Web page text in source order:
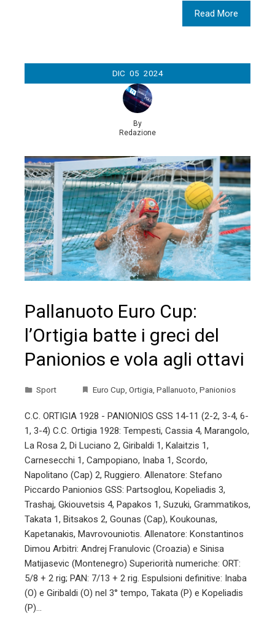
Read More
DIC 05 2024
By
Redazione
Pallanuoto Euro Cup:
l’Ortigia batte i greci del
Panionios e vola agli ottavi
Sport Euro Cup Ortigia Pallanuoto Panionios
C.C. ORTIGIA 1928 - PANIONIOS GSS 14-11 (2-2, 3-4, 6-
1, 3-4) C.C. Ortigia 1928: Tempesti, Cassia 4, Marangolo,
La Rosa 2, Di Luciano 2, Giribaldi 1, Kalaitzis 1,
Carnesecchi 1, Campopiano, Inaba 1, Scordo,
Napolitano (Cap) 2, Ruggiero. Allenatore: Stefano
Piccardo Panionios GSS: Partsoglou, Kopeliadis 3,
Trashaj, Gkiouvetsis 4, Papakos 1, Suzuki, Grammatikos,
Takata 1, Bitsakos 2, Gounas (Cap), Koukounas,
Kapetanakis, Mavrovouniotis. Allenatore: Konstantinos
Dimou Arbitri: Andrej Franulovic (Croazia) e Sinisa
Matijasevic (Montenegro) Superiorità numeriche: ORT:
5/8 + 2 rig; PAN: 7/13 + 2 rig. Espulsioni definitive: Inaba
(O) e Giribaldi (O) nel 3° tempo, Takata (P) e Kopeliadis
(P)…